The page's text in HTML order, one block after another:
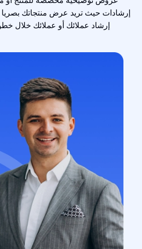
إرشادات حيث تريد عرض منتجاتك بصريا
إرشاد عملائك أو عملائك خلال